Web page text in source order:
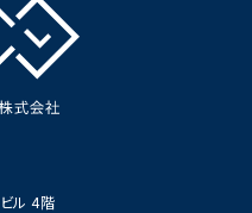
ル 4階